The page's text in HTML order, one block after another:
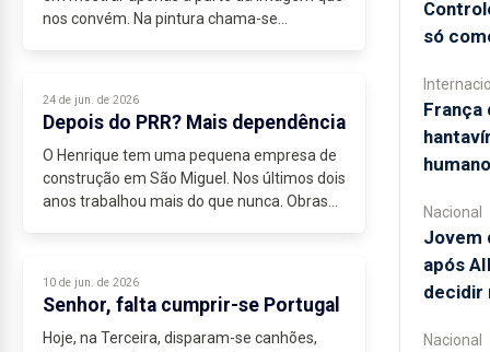
nos convém. Na pintura chama-se
24 de jun. de 2026
Depois do PRR? Mais dependência
O Henrique tem uma pequena empresa de
construção em São Miguel. Nos últimos dois
anos trabalhou mais do que nunca. Obras
10 de jun. de 2026
Senhor, falta cumprir-se Portugal
Hoje, na Terceira, disparam-se canhões,
só
França
Nacional
Jovem
após
decidir
Nacional